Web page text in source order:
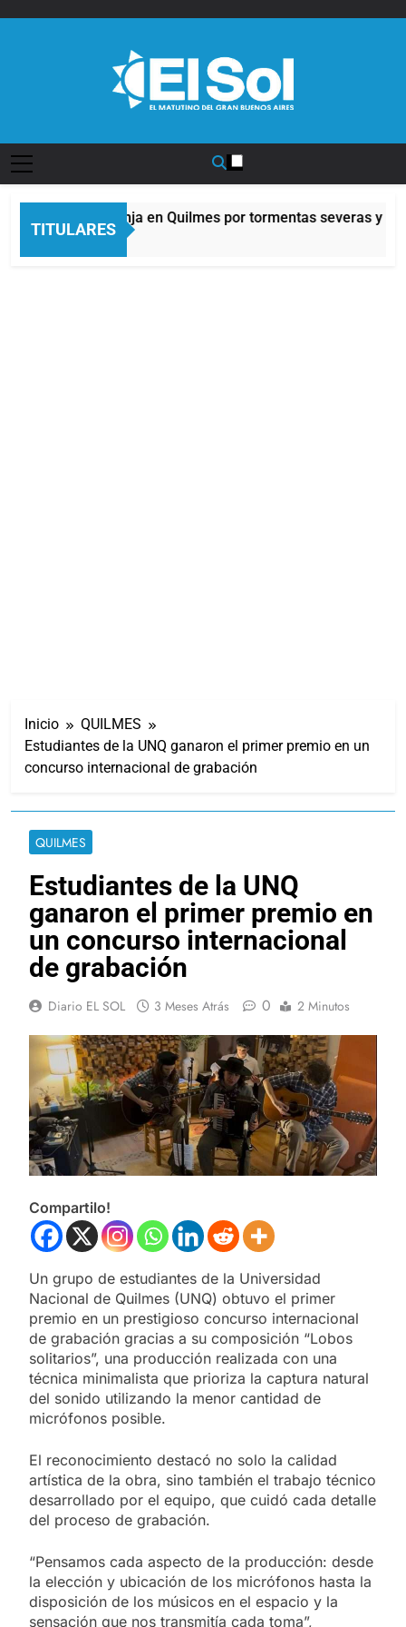
TITULARES
Alerta naranja en Quilmes por tormentas severas y
5 Horas Atrás
Inicio
QUILMES
Estudiantes de la UNQ ganaron el primer premio en un
concurso internacional de grabación
QUILMES
Estudiantes de la UNQ
ganaron el primer premio en
un concurso internacional
de grabación
Diario EL SOL 3 Meses Atrás 0 2 Minutos
Compartilo!
Un grupo de estudiantes de la Universidad
Nacional de Quilmes (UNQ) obtuvo el primer
premio en un prestigioso concurso internacional
de grabación gracias a su composición “Lobos
solitarios”, una producción realizada con una
técnica minimalista que prioriza la captura natural
del sonido utilizando la menor cantidad de
micrófonos posible.
El reconocimiento destacó no solo la calidad
artística de la obra, sino también el trabajo técnico
desarrollado por el equipo, que cuidó cada detalle
del proceso de grabación.
“Pensamos cada aspecto de la producción: desde
la elección y ubicación de los micrófonos hasta la
disposición de los músicos en el espacio y la
sensación que nos transmitía cada toma”,